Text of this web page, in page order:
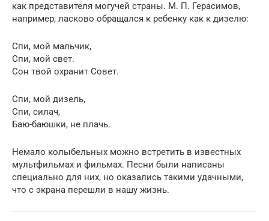
как представителя могучей страны. М. П. Герасимов,
например, ласково обращался к ребенку как к дизелю:
Спи, мой мальчик,
Спи, мой свет.
Сон твой охранит Совет.
Спи, мой дизель,
Спи, силач,
Баю-баюшки, не плачь.
Немало колыбельных можно встретить в известных
мультфильмах и фильмах. Песни были написаны
специально для них, но оказались такими удачными,
что с экрана перешли в нашу жизнь.